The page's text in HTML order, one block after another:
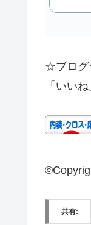
☆ブログ
「いい
共有: